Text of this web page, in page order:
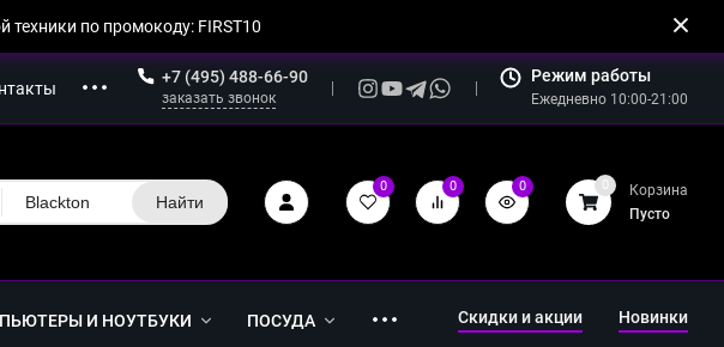
техники по промокоду: FIRST10
+7 (495) 488-66-90
заказать звонок
Режим работы
Ежедневно 10:00-21:00
Blackton Найти
0 0 0 0
Корзина
Пусто
И НОУТБУКИ ПОСУДА Скидки и акции Новинки